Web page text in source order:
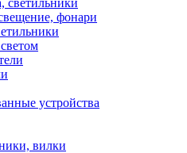
фонари
устройства
вилки